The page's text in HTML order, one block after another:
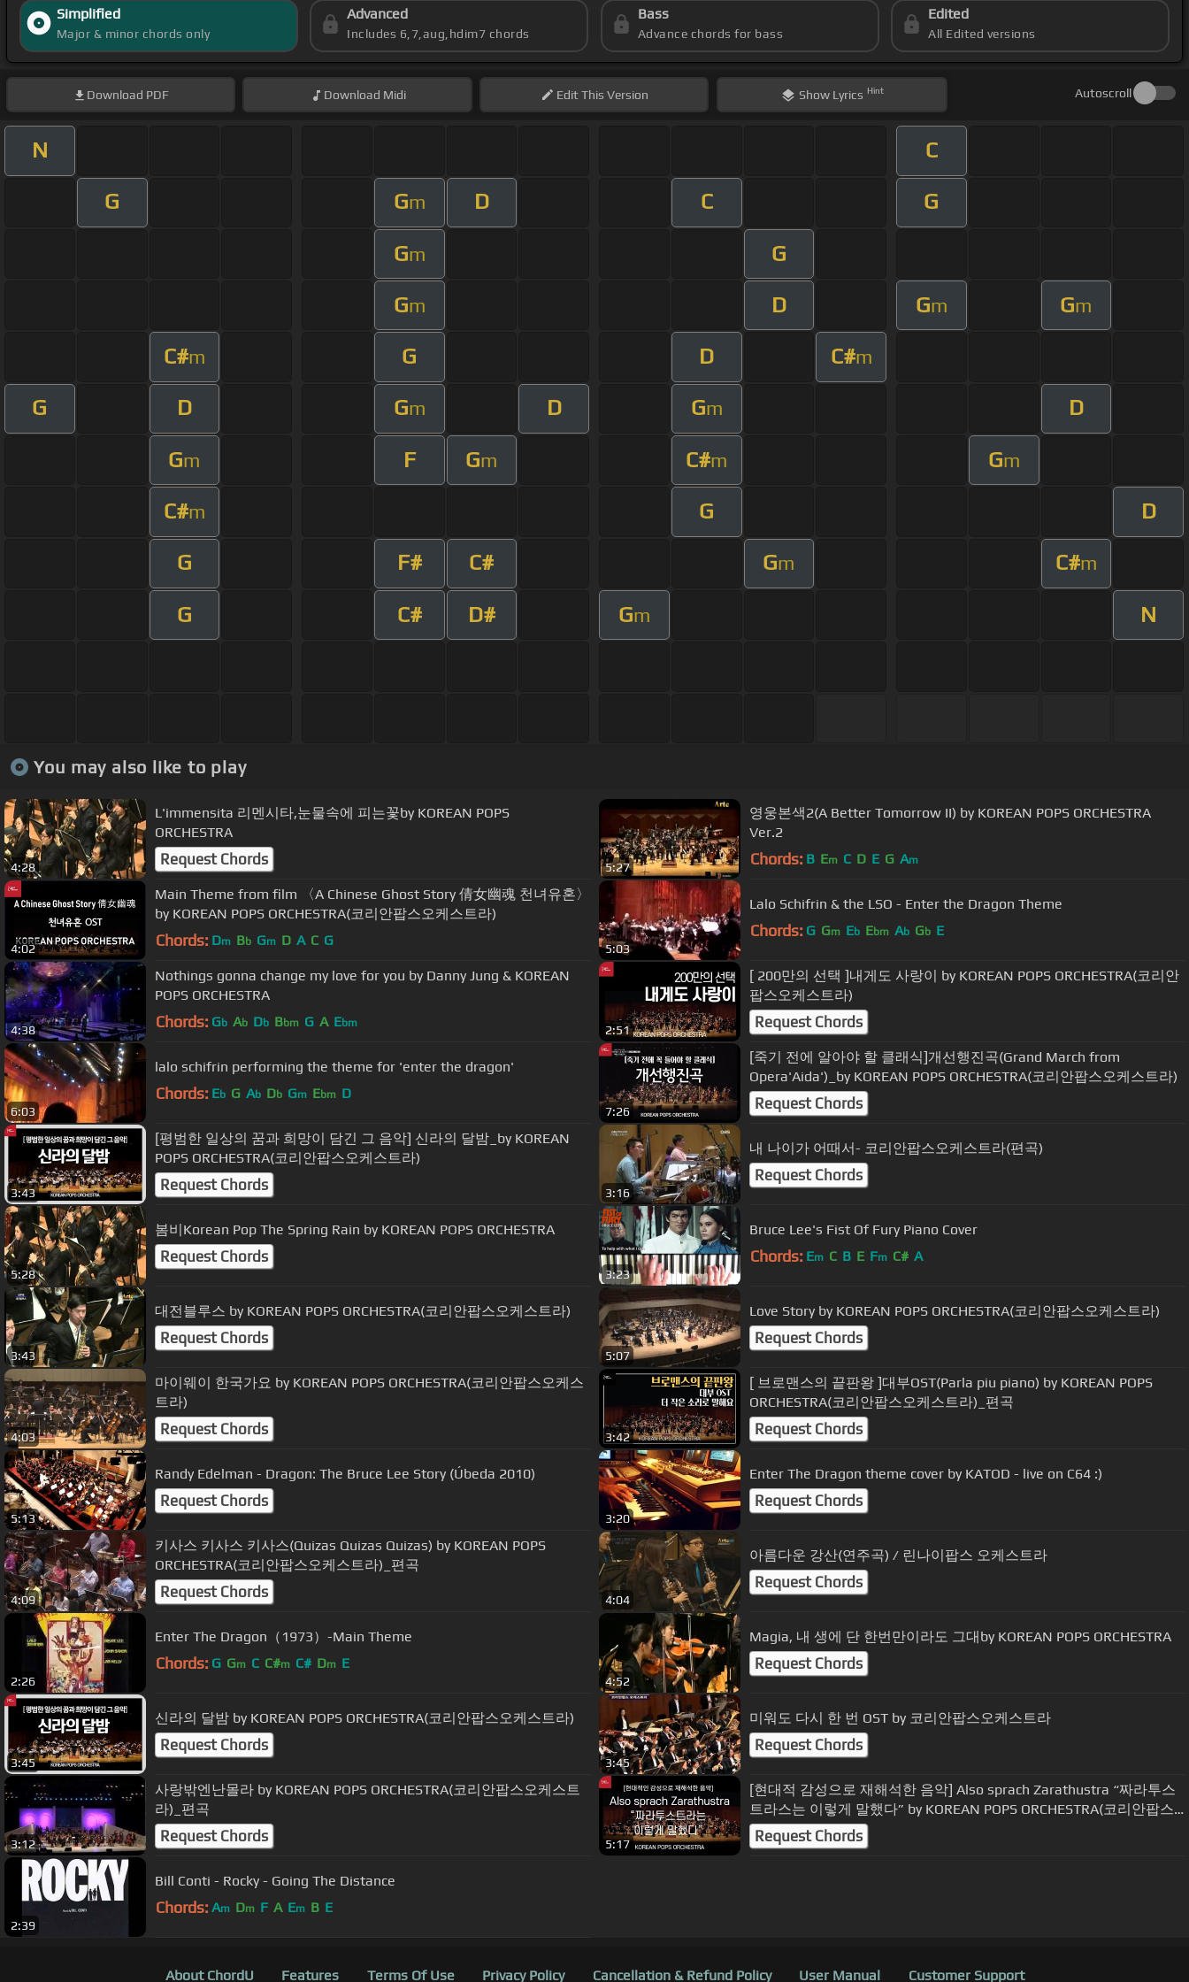
Simplified
Major & minor chords only
Advanced
Includes 6,7,aug,hdim7 chords
Bass
Advance chords for bass
Edited
All Edited versions
Download PDF Download Midi EditThis Version Show Lyrics Hint Autoscroll
N C
G Gm D C G
Gm G
Gm D Gm Gm
C#m G D C#m
G D Gm D Gm D
Gm F Gm C#m Gm
C#m G D
G F# C# Gm C#m
G C# D# Gm N
You may also like to play
4:28
L'immensita 리멘시타,눈물속에 피는꽃by KOREAN POPS
ORCHESTRA
Request Chords 5:27
영웅본색2(A Better Tomorrow II) by KOREAN POPS ORCHESTRA
Ver.2
Chords: B Em C D E G Am
4:02
Main Theme from film 〈A Chinese Ghost Story 倩女幽魂 천녀유혼〉
by KOREAN POPS ORCHESTRA(코리안팝스오케스트라)
Chords: Dm Bb Gm D A C G
5:03
Lalo Schifrin & the LSO - Enter the Dragon Theme
Chords: G Gm Eb Ebm Ab Gb E
4:38
Nothings gonna change my love for you by Danny Jung & KOREAN
POPS ORCHESTRA
Chords: Gb Ab Db Bbm G A Ebm
2:51
[ 200만의 선택 ]내게도 사랑이 by KOREAN POPS ORCHESTRA(코리안
팝스오케스트라)
Request Chords
6:03
lalo schifrin performing the theme for 'enter the dragon'
Chords: Eb G Ab Db Gm Ebm D
7:26
[죽기 전에 알아야 할 클래식]개선행진곡(Grand March from
Opera'Aida')_by KOREAN POPS ORCHESTRA(코리안팝스오케스트라)
Request Chords
3:43
[평범한 일상의 꿈과 희망이 담긴 그 음악] 신라의 달밤_by KOREAN
POPS ORCHESTRA(코리안팝스오케스트라)
Request Chords 3:16
내 나이가 어때서- 코리안팝스오케스트라(편곡)
Request Chords
5:28
봄비Korean Pop The Spring Rain by KOREAN POPS ORCHESTRA
Request Chords
3:23
Bruce Lee's Fist Of Fury Piano Cover
Chords: Em C B E Fm C# A
3:43
대전블루스 by KOREAN POPS ORCHESTRA(코리안팝스오케스트라)
Request Chords
5:07
Love Story by KOREAN POPS ORCHESTRA(코리안팝스오케스트라)
Request Chords
4:03
마이웨이 한국가요 by KOREAN POPS ORCHESTRA(코리안팝스오케스
트라)
Request Chords 3:42
[ 브로맨스의 끝판왕 ]대부OST(Parla piu piano) by KOREAN POPS
ORCHESTRA(코리안팝스오케스트라)_편곡
Request Chords
5:13
Randy Edelman - Dragon: The Bruce Lee Story (Úbeda 2010)
Request Chords
3:20
Enter The Dragon theme cover by KATOD - live on C64 :)
Request Chords
4:09
키사스 키사스 키사스(Quizas Quizas Quizas) by KOREAN POPS
ORCHESTRA(코리안팝스오케스트라)_편곡
Request Chords 4:04
아름다운 강산(연주곡) / 린나이팝스 오케스트라
Request Chords
2:26
Enter The Dragon（1973）-Main Theme
Chords: G Gm C C#m C# Dm E
4:52
Magia, 내 생에 단 한번만이라도 그대by KOREAN POPS ORCHESTRA
Request Chords
3:45
신라의 달밤 by KOREAN POPS ORCHESTRA(코리안팝스오케스트라)
Request Chords
3:45
미워도 다시 한 번 OST by 코리안팝스오케스트라
Request Chords
3:12
사랑밖엔난몰라 by KOREAN POPS ORCHESTRA(코리안팝스오케스트
라)_편곡
Request Chords 5:17
[현대적 감성으로 재해석한 음악] Also sprach Zarathustra “짜라투스
트라스는 이렇게 말했다” by KOREAN POPS ORCHESTRA(코리안팝스
오케스트라)
Request Chords
2:39
Bill Conti - Rocky - Going The Distance
Chords: Am Dm F A Em B E
About ChordU Features Terms Of Use Privacy Policy Cancellation & Refund Policy User Manual Customer Support